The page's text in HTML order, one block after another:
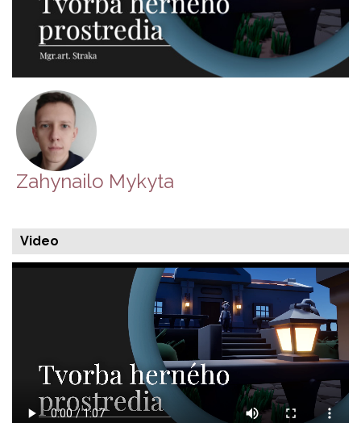
Zahynailo Mykyta
Video